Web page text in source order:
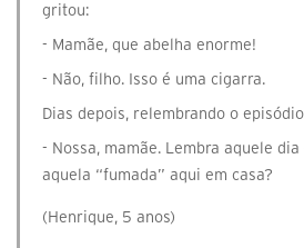
gritou:
- Mamãe, que abelha enorme!
- Não, filho. Isso é uma cigarra.
Dias depois, relembrando o
- Nossa, mamãe. Lembra aquele
aquela “fumada” aqui em casa?
(Henrique, 5 anos)